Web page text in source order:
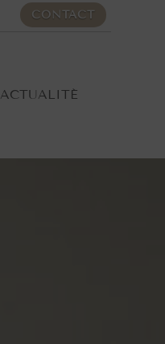
CONTACT
ACTUALITÉ